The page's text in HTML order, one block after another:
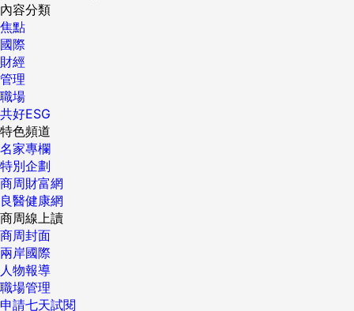
內容分類
焦點
國際
財經
管理
職場
共好ESG
特色頻道
名家專欄
特別企劃
商周財富網
良醫健康網
商周線上讀
商周封面
兩岸國際
人物報導
職場管理
申請七天試閱